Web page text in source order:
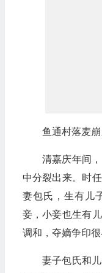
鱼通村落麦崩
清嘉庆年间
中分裂出来。时
妻包氏，生有儿
妾，小妾也生有
调和，夺嫡争印
妻子包氏和